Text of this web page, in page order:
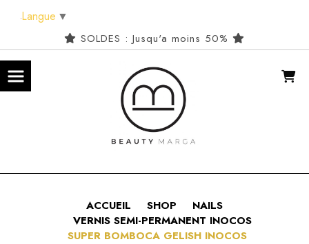
SOLDES : Jusqu'a moins 50%
ACCUEIL SHOP
NAILS
VERNIS SEMI-PERMANENT INOCOS
SUPER BOMBOCA GELISH INOCOS
Langue ▼